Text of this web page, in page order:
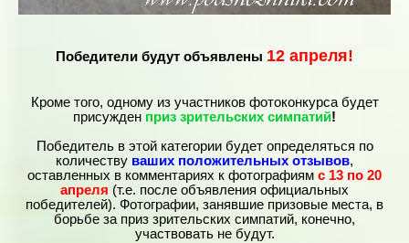
Победители будут объявлены 12 апреля!
Кроме того, одному из участников фотоконкурса будет
присужден приз зрительских симпатий!
Победитель в этой категории будет определяться по
количеству ваших положительных отзывов,
оставленных в комментариях к фотографиям с 13 по 20
апреля (т.е. после объявления официальных
победителей). Фотографии, занявшие призовые места, в
борьбе за приз зрительских симпатий, конечно,
участвовать не будут.